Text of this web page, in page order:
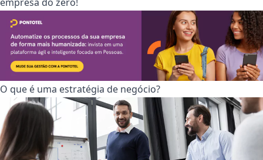
O que é uma estratégia de negócio?